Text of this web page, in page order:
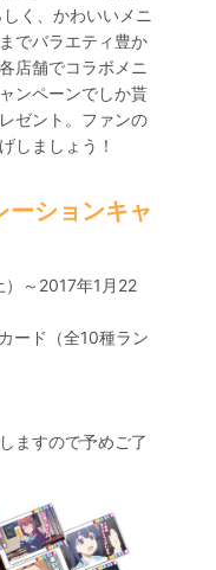
く、かわいいメニ
でバラエティ豊か
店舗でコラボメニ
ンペーンでしか貰
ゼント。ファンの
しましょう！
ーションキャ
～2017年1月22
ード（全10種ラン
ますので予めご了